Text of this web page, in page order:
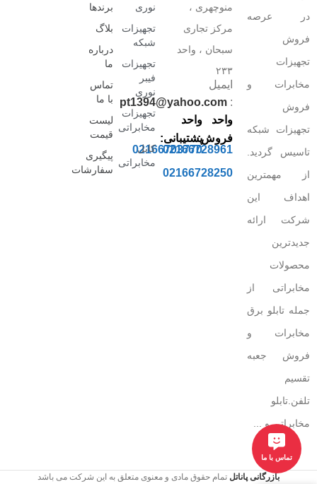
در عرصه
فروش
تجهیزات
مخابرات و
فروش
تجهیزات شبکه
تاسیس گردید.
از مهمترین
اهداف این
شرکت ارائه
جدیدترین
محصولات
مخابراتی از
جمله تابلو برق
مخابرات و
فروش جعبه
تقسیم
تلفن.تابلو
مخابراتی و ...
منوچهری ،
مرکز تجاری
سبحان ، واحد
۲۳۳
ایمیل
:
pt1394@yahoo.com
واحد
فروش:
02166728961
02166728250
واحد
پشتیبانی:
02166703770
نوری
تجهیزات
شبکه
تجهیزات
فیبر
نوری
تجهیزات
مخابراتی
کابل
مخابراتی
برندها
بلاگ
درباره
ما
تماس
با ما
لیست
قیمت
پیگیری
سفارشات
بازرگانی پاناتل تمام حقوق مادی و معنوی متعلق به این شرکت می باشد
تماس با ما